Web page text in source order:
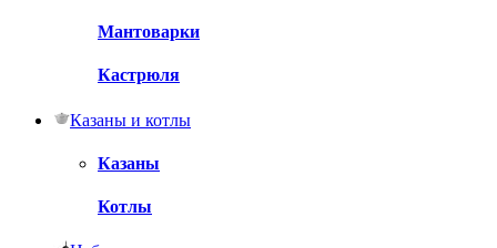
Мантоварки
Кастрюля
Казаны и котлы
Казаны
Котлы